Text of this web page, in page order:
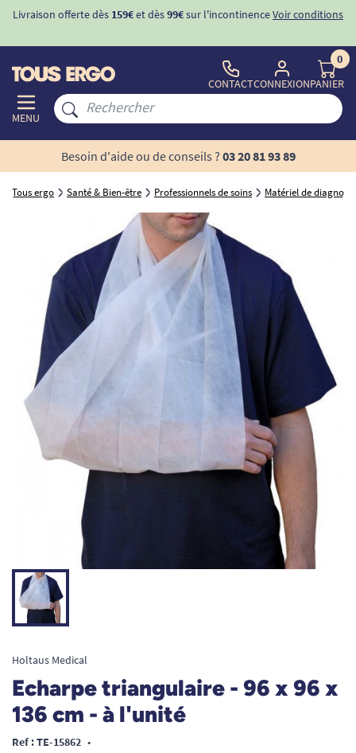
Livraison offerte dès 159€et dès99€sur l'incontinenceVoir conditions
MENU
CONTACTCONNEXION
0
PANIER
Besoin d'aide ou de conseils ? 03 20 81 93 89
Tous ergo Santé & Bien-être Professionnels de soins Matériel de
Holtaus Medical
Echarpe triangulaire - 96 x 96 x
136 cm - à l'unité
Ref : TE-15862 •